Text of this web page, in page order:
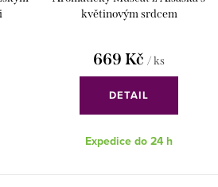
květinovým srdcem
669 Kč / ks
DETAIL
Expedice do 24 h